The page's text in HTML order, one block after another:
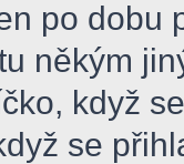
po dobu
někým
když
se